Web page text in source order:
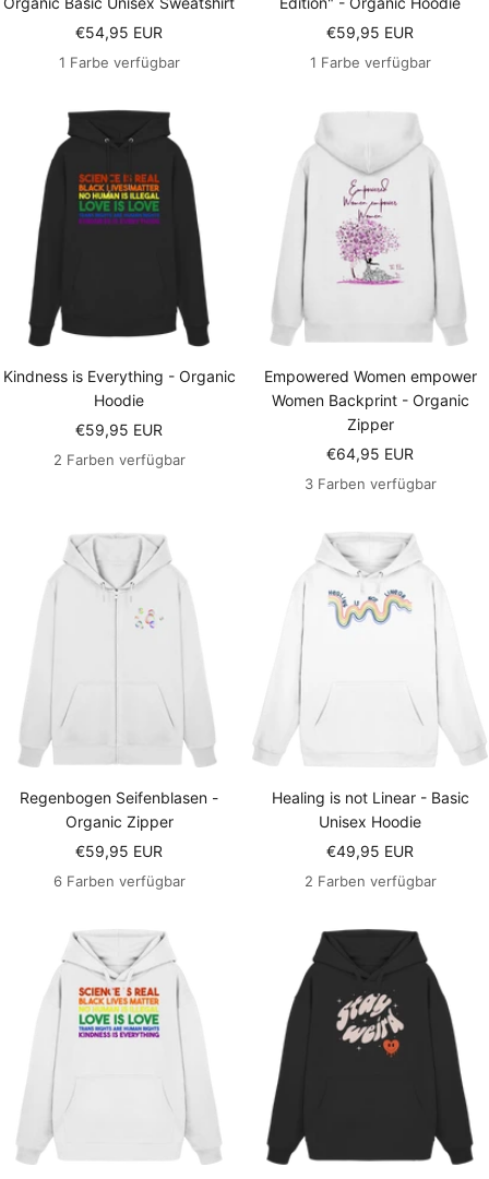
Angebotspreis
€54,95 EUR
1 Farbe verfügbar
Angebotspreis
€59,95 EUR
1 Farbe verfügbar
Kindness is Everything - Organic
Hoodie
Angebotspreis
€59,95 EUR
2 Farben verfügbar
Empowered Women empower
Women Backprint - Organic
Zipper
Angebotspreis
€64,95 EUR
3 Farben verfügbar
Regenbogen Seifenblasen -
Organic Zipper
Angebotspreis
€59,95 EUR
6 Farben verfügbar
Healing is not Linear - Basic
Unisex Hoodie
Angebotspreis
€49,95 EUR
2 Farben verfügbar